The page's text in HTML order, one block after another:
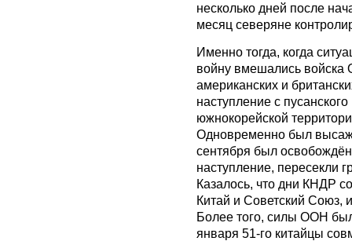
несколько дней после
месяц северяне
Именно тогда, когда
войну вмешались
американских и
наступление с
южнокорейской
Одновременно был
сентября был
наступление, пересекли
Казалось, что дни КНДР
Китай и Советский
Более того, силы ООН
января 51-го китайцы